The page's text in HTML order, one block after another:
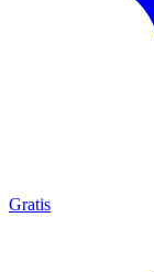
Gratis